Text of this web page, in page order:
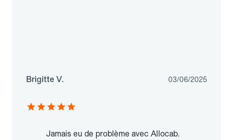
Brigitte V. 03/06/2025
Jamais eu de problème avec Allocab.